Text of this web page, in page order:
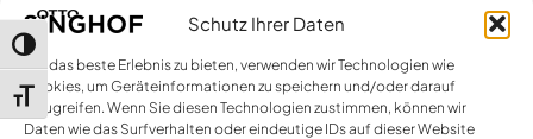
Schutz Ihrer Daten
Um das beste Erlebnis zu bieten, verwenden wir Technologien wie
Cookies, um Geräteinformationen zu speichern und/oder darauf
zuzugreifen. Wenn Sie diesen Technologien zustimmen, können wir
Daten wie das Surfverhalten oder eindeutige IDs auf dieser Website
Umschalten auf hohe Kontraste
Schrift vergrößern